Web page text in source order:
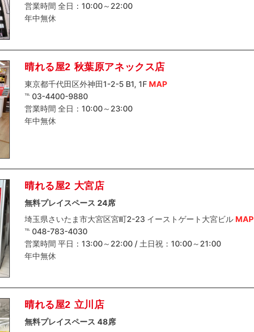
営業時間 全日：10:00～22:00
年中無休
晴れる屋2 秋葉原アネックス店
東京都千代田区外神田1-2-5 B1, 1F MAP
℡ 03-4400-9880
営業時間 全日：10:00～23:00
年中無休
晴れる屋2 大宮店
無料プレイスペース 24席
埼玉県さいたま市大宮区宮町2-23 イーストゲート大宮ビル MAP
℡ 048-783-4030
営業時間 平日：13:00～22:00 / 土日祝：10:00～21:00
年中無休
晴れる屋2 立川店
無料プレイスペース 48席